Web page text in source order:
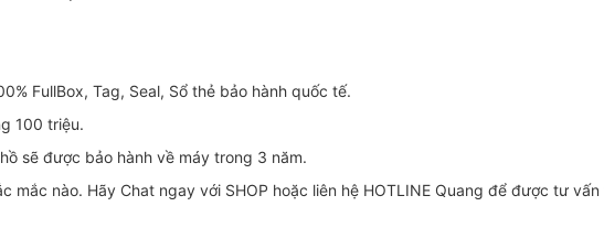
FullBox, Tag, Seal, Sổ thẻ bảo hành quốc tế.
100 triệu.
sẽ được bảo hành về máy trong 3 năm.
mắc nào. Hãy Chat ngay với SHOP hoặc liên hệ HOTLINE Quang để được tư